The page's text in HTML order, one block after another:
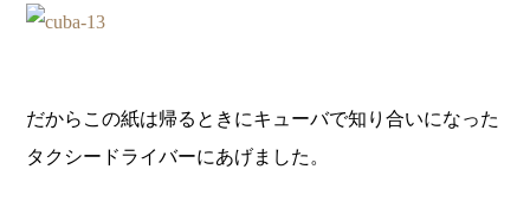
だからこの紙は帰るときにキューバで知り合いになった
タクシードライバーにあげました。